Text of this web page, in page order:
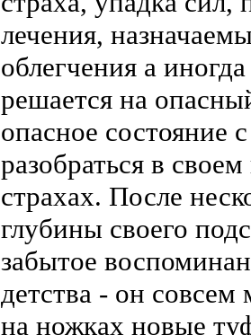
лечения,
облегчения а
решается на
опасное состояние
разобраться в
страхах. После
глубины своего
забытое
детства - он совсем
на ножках новые